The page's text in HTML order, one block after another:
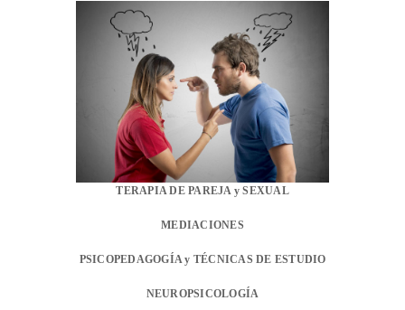
TERAPIA DE PAREJA y SEXUAL
MEDIACIONES
PSICOPEDAGOGÍA y TÉCNICAS DE ESTUDIO
NEUROPSICOLOGÍA